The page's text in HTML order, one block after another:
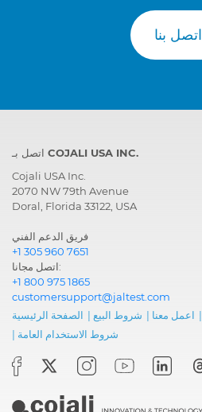
اتصل بنا
اتصل بـ COJALI USA INC.
Cojali USA Inc.
2070 NW 79th Avenue
Doral, Florida 33122, USA
فريق الدعم الفني
+1 305 960 7651
اتصل مجانا:
+1 800 975 1865
customersupport@jaltest.com
الصفحة الرئيسية | شروط البيع | اعمل معنا |
| شروط الاستخدام العامة